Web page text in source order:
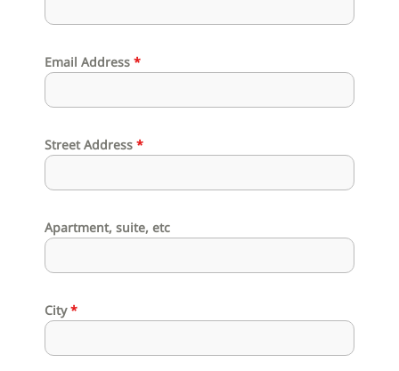
Email Address *
Street Address *
Apartment, suite, etc
City*